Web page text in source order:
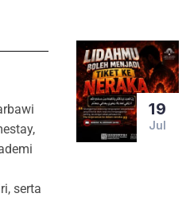
serta
19
Jul